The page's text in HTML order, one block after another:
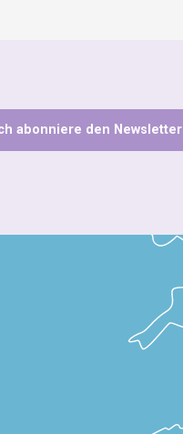
abonniere den Newsletter